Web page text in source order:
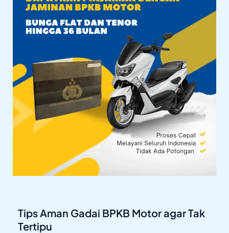
Tips Aman Gadai BPKB Motor agar Tak
Tertipu